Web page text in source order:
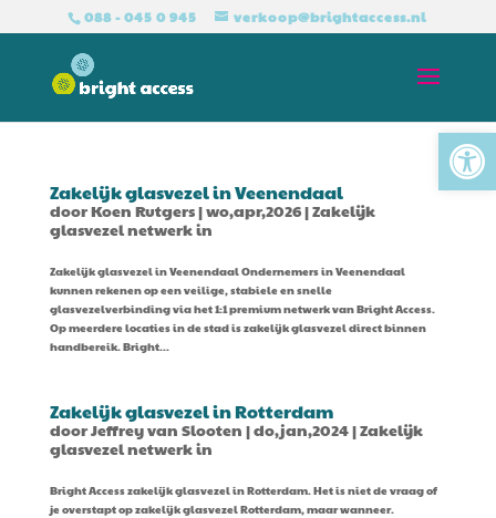
088 - 045 0 945 verkoop@brightaccess.nl
Zakelijk glasvezel in Veenendaal
doorKoen Rutgers|wo,apr,2026|Zakelijk
glasvezel netwerk in
Zakelijk glasvezel in Veenendaal Ondernemers in Veenendaal
kunnen rekenen op een veilige, stabiele en snelle
glasvezelverbinding via het 1:1 premium netwerk van Bright Access.
Op meerdere locaties in de stad is zakelijk glasvezel direct binnen
handbereik. Bright...
Zakelijk glasvezel in Rotterdam
doorJeffrey van Slooten |do,jan,2024|Zakelijk
glasvezel netwerk in
Bright Access zakelijk glasvezel in Rotterdam. Het is niet de vraag of
je overstapt op zakelijk glasvezel Rotterdam, maar wanneer.